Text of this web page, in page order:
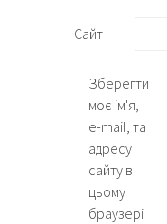
Сайт
Зберегти
моє ім'я,
e-mail, та
адресу
сайту в
цьому
браузері